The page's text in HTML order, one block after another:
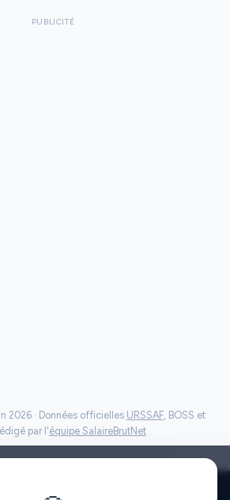
PUBLICITÉ
2026 · Données officielles URSSAF, BOSS et
par l'équipe SalaireBrutNet